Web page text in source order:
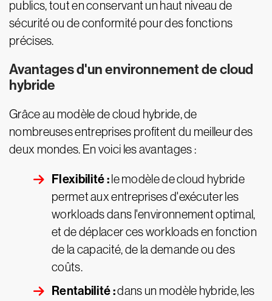
publics, tout en conservant un haut niveau de
sécurité ou de conformité pour des fonctions
précises.
Avantages d'un environnement de cloud
hybride
Grâce au modèle de cloud hybride, de
nombreuses entreprises profitent du meilleur des
deux mondes. En voici les avantages :
Flexibilité :le modèle de cloud hybride
permet aux entreprises d'exécuter les
workloads dans l'environnement optimal,
et de déplacer ces workloads en fonction
de la capacité, de la demande ou des
coûts.
Rentabilité :dans un modèle hybride, les